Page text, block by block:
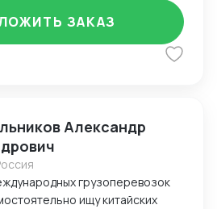
ЗАКАЗ
Александр
грузоперевозок
ищу китайских